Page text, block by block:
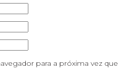
para a próxima vez